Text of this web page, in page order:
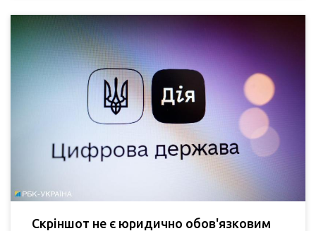
Скріншот не є юридично обов'язковим